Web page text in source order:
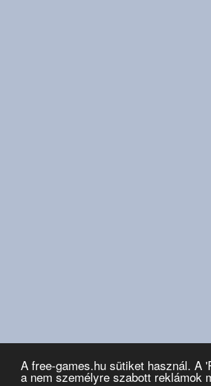
A free-games.hu sütiket használ. A
a nem személyre szabott reklámok